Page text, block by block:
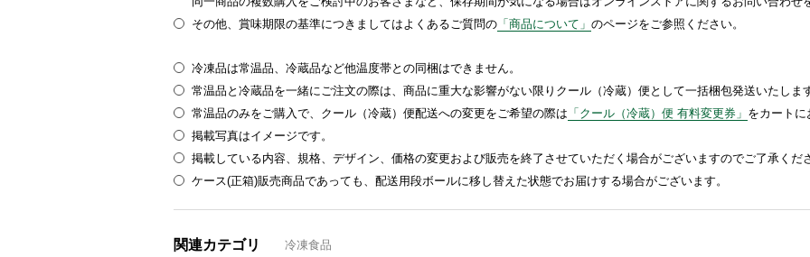
その他、賞味期限の基準につきましてはよくあるご質問の 「商品について」 のページをご参照ください。
冷凍品は常温品、冷蔵品など他温度帯との同梱はできません。
常温品と冷蔵品を一緒にご注文の際は、商品に重大な影響がない限りクール（冷蔵）便として一括梱包発送いたしま
常温品のみをご購入で、クール（冷蔵）便配送への変更をご希望の際は 「クール（冷蔵）便 有料変更券」 をカート
掲載写真はイメージです。
掲載している内容、規格、デザイン、価格の変更および販売を終了させていただく場合がございますのでご了承くだ
ケース(正箱)販売商品であっても、配送用段ボールに移し替えた状態でお届けする場合がございます。
関連カテゴリ
冷凍食品